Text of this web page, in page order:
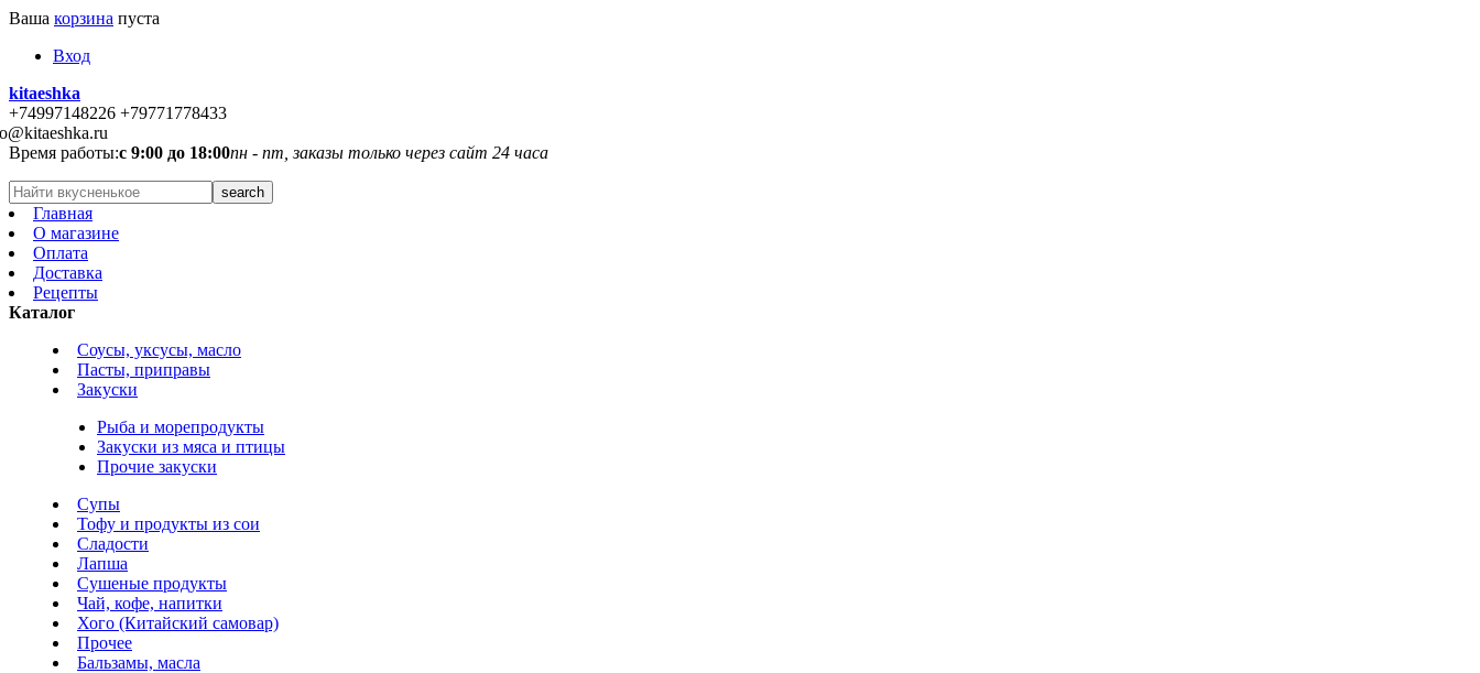
Ваша корзина пуста
Вход
kitaeshka
+74997148226 +79771778433
Время работы:с 9:00 до 18:00пн - пт, заказы только через сайт 24 часа
Главная
О магазине
Оплата
Доставка
Рецепты
Каталог
Соусы, уксусы, масло
Пасты, приправы
Закуски
Рыба и морепродукты
Закуски из мяса и птицы
Прочие закуски
Супы
Тофу и продукты из сои
Сладости
Лапша
Сушеные продукты
Чай, кофе, напитки
Хого (Китайский самовар)
Прочее
Бальзамы, масла